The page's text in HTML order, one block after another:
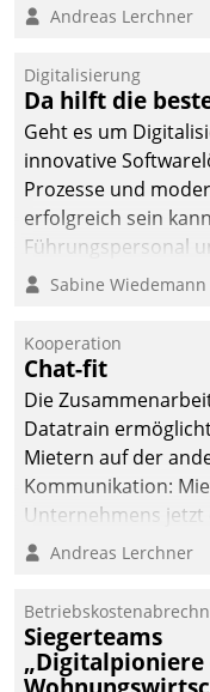
Andreas Lerchner
Digitalisierung
Da hilft die
Geht es um
innovative
Prozesse und
erfolgreich sein
Führungspersonal
verändern und
Sabine Wiedemann
Kooperation
Chat-fit
Die
Datatrain
Mietern auf der
Kommunikation:
Unternehmens jetzt
Mitarbeiter oder
Andreas Lerchner
Siegerteams
„Digitalpioniere